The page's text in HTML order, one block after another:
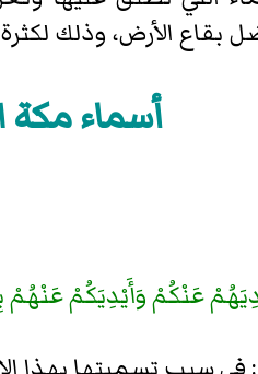
بقاع الأرض، وذلك
أسماء مكة
عَنْكُمْ وَأَيْدِيَكُمْ